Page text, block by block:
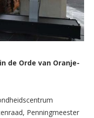
de Orde van Oranje-
Penningmeester